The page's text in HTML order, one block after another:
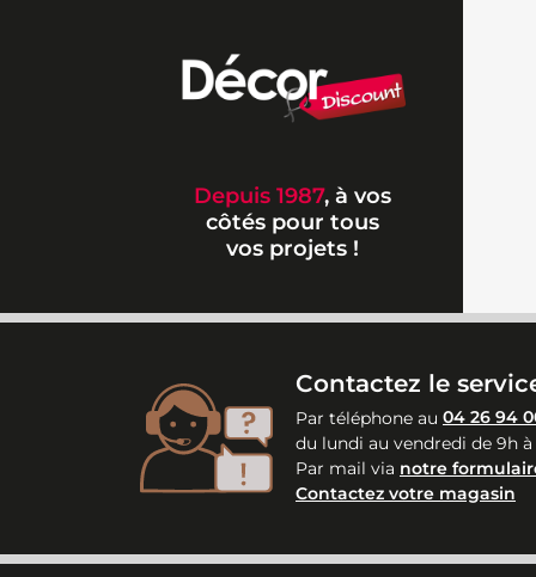
Depuis 1987, à vos
côtés pour tous
vos projets !
Contactez le
Par téléphone au 04 26 94
du lundi au vendredi de 9h à
Par mail via notre
Contactez votre magasin